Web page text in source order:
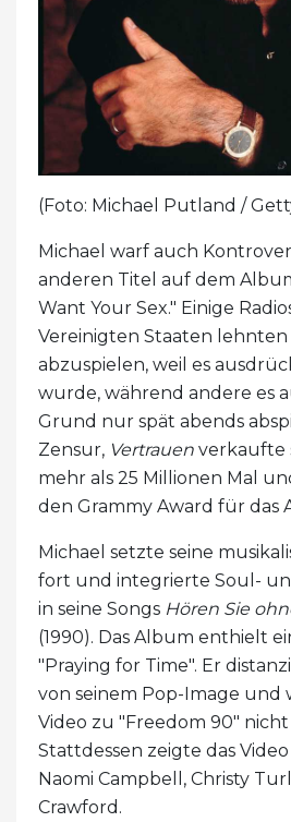
(Foto: Michael Putland /
Michael warf auch
anderen Titel auf dem
Want Your Sex." Einige
Vereinigten Staaten lehnten
abzuspielen, weil es
wurde, während andere es
Grund nur spät abends
Zensur, Vertrauen verkaufte
mehr als 25 Millionen Mal
den Grammy Award für das
Michael setzte seine
fort und integrierte Soul-
in seine Songs Hören Sie
(1990). Das Album enthielt
"Praying for Time". Er
von seinem Pop-Image und
Video zu "Freedom 90"
Stattdessen zeigte das
Naomi Campbell, Christy
Crawford.